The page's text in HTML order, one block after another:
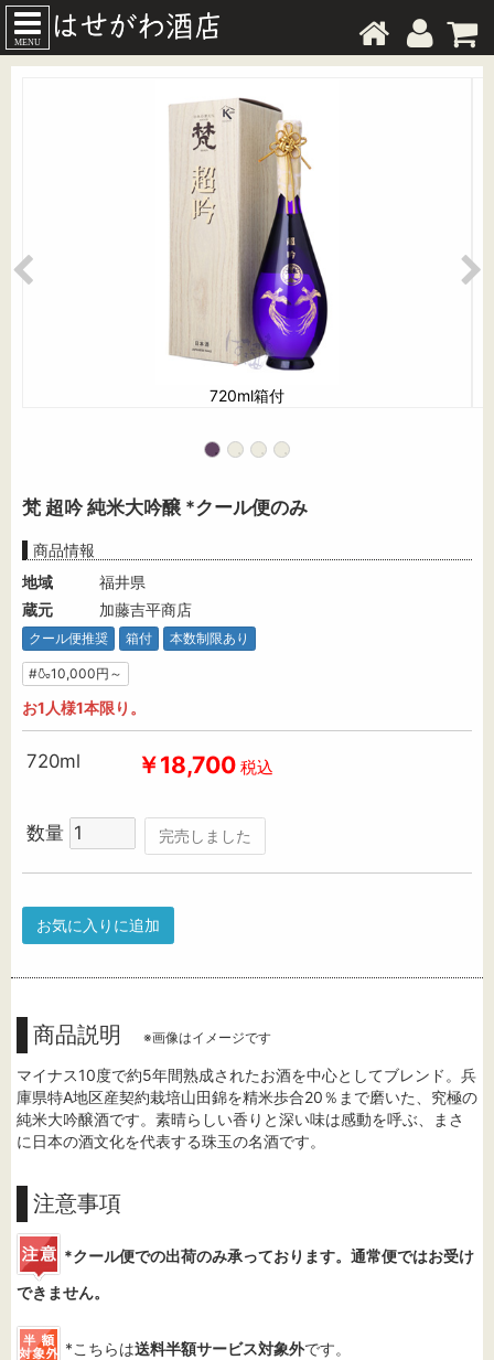
MENU
720ml箱付
梵 超吟 純米大吟醸 *クール便のみ
商品情報
地域
福井県
蔵元
加藤吉平商店
クール便推奨 箱付 本数制限あり
#🍶10,000円～
お1人様1本限り。
720ml ￥18,700 税込
数量 完売しました
お気に入りに追加
商品説明 ※画像はイメージです
マイナス10度で約5年間熟成されたお酒を中心としてブレンド。兵
庫県特A地区産契約栽培山田錦を精米歩合20％まで磨いた、究極の
純米大吟醸酒です。素晴らしい香りと深い味は感動を呼ぶ、まさ
に日本の酒文化を代表する珠玉の名酒です。
注意事項
*クール便での出荷のみ承っております。通常便ではお受け
できません。
*こちらは送料半額サービス対象外です。